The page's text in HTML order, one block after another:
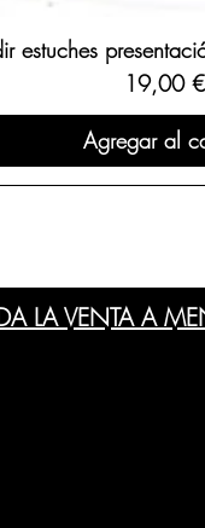
estuches
Precio
19,00 €
Agregar al
LA VENTA A